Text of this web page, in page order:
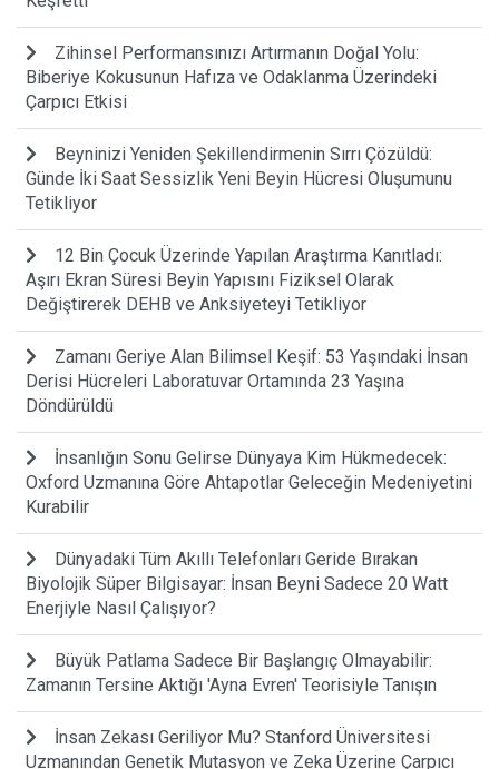
Zihinsel Performansınızı Artırmanın Doğal Yolu:
Biberiye Kokusunun Hafıza ve Odaklanma Üzerindeki
Çarpıcı Etkisi
Beyninizi Yeniden Şekillendirmenin Sırrı Çözüldü:
Günde İki Saat Sessizlik Yeni Beyin Hücresi Oluşumunu
Tetikliyor
12 Bin Çocuk Üzerinde Yapılan Araştırma Kanıtladı:
Aşırı Ekran Süresi Beyin Yapısını Fiziksel Olarak
Değiştirerek DEHB ve Anksiyeteyi Tetikliyor
Zamanı Geriye Alan Bilimsel Keşif: 53 Yaşındaki İnsan
Derisi Hücreleri Laboratuvar Ortamında 23 Yaşına
Döndürüldü
İnsanlığın Sonu Gelirse Dünyaya Kim Hükmedecek:
Oxford Uzmanına Göre Ahtapotlar Geleceğin Medeniyetini
Kurabilir
Dünyadaki Tüm Akıllı Telefonları Geride Bırakan
Biyolojik Süper Bilgisayar: İnsan Beyni Sadece 20 Watt
Enerjiyle Nasıl Çalışıyor?
Büyük Patlama Sadece Bir Başlangıç Olmayabilir:
Zamanın Tersine Aktığı 'Ayna Evren' Teorisiyle Tanışın
İnsan Zekası Geriliyor Mu? Stanford Üniversitesi
Uzmanından Genetik Mutasyon ve Zeka Üzerine Çarpıcı